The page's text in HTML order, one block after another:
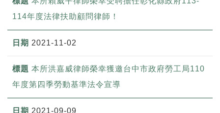
114年度法律扶助顧問律師！
2021-11-02
本所洪嘉威律師榮幸獲邀台中市政府勞工局110
年度第四季勞動基準法令宣導
2021-09-09